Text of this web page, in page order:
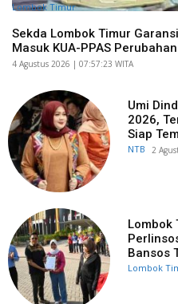
Lombok Timur
Sekda Lombok Timur
Masuk KUA-PPAS Perubahan
​4 Agustus 2026 | 07:57:23 WITA
Umi
2026,
Siap
NTB ​2
Lombok
Bansos
Lombok